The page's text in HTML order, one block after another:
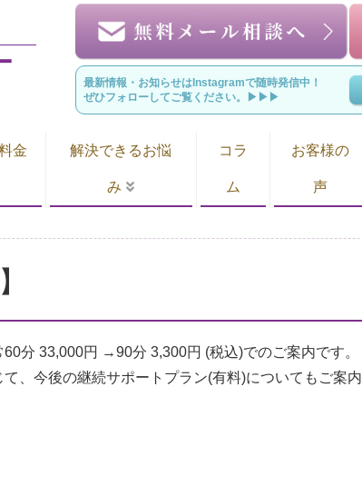
最新情報・お知らせはInstagramで随時発信中！
ぜひフォローしてご覧ください。▶︎▶︎▶︎
金 解決できるお悩
み
コラ
ム
お客様の
声
分 33,000円 →90分 3,300円 (税込)でのご案内です。
、今後の継続サポートプラン(有料)についてもご案